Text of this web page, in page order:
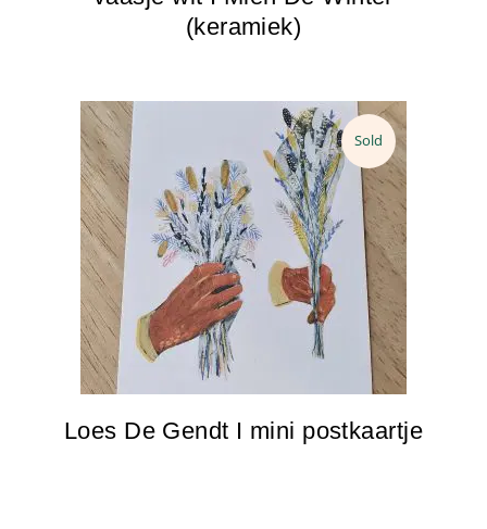
(keramiek)
Sold
Loes De Gendt I mini postkaartje